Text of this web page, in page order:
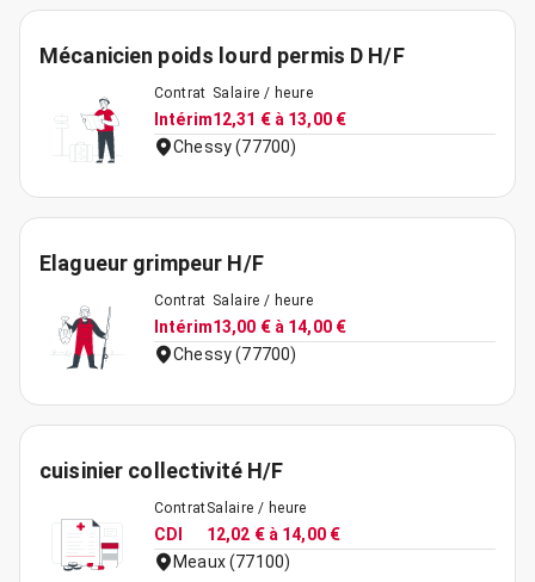
Mécanicien poids lourd permis D H/F
Contrat
Intérim
Salaire / heure
12,31 € à 13,00 €
Chessy (77700)
Elagueur grimpeur H/F
Contrat
Intérim
Salaire / heure
13,00 € à 14,00 €
Chessy (77700)
cuisinier collectivité H/F
Contrat
CDI
Salaire / heure
12,02 € à 14,00 €
Meaux (77100)